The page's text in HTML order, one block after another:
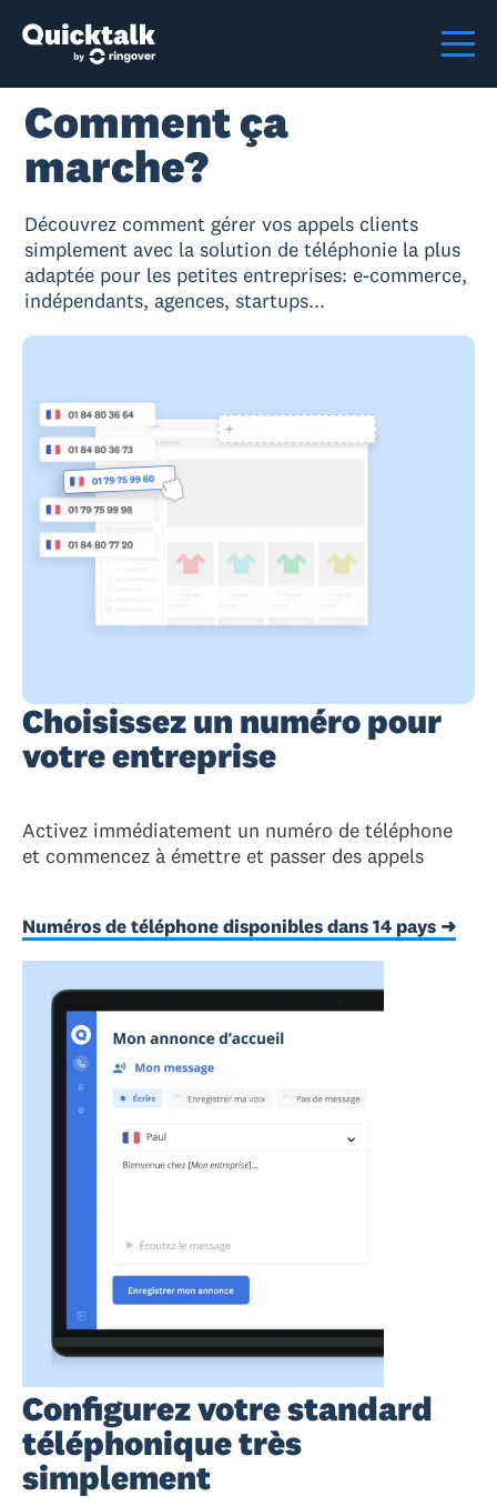
Comment ça
marche?
Découvrez comment gérer vos appels clients
simplement avec la solution de téléphonie la plus
adaptée pour les petites entreprises: e-commerce,
indépendants, agences, startups...
Choisissez un numéro pour
votre entreprise
Activez immédiatement un numéro de téléphone
et commencez à émettre et passer des appels
Numéros de téléphone disponibles dans 14 pays ➜
Configurez votre standard
téléphonique très
simplement